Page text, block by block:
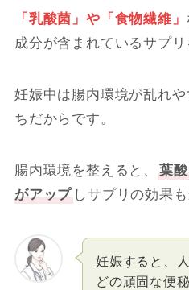
「乳酸菌」や「食物繊維」
成分が含まれているサプリ
妊娠中は腸内環境が乱れ
ちだからです。
腸内環境を整えると、
葉
がアップ しサプリの効果
妊娠すると、
どの頑固な便